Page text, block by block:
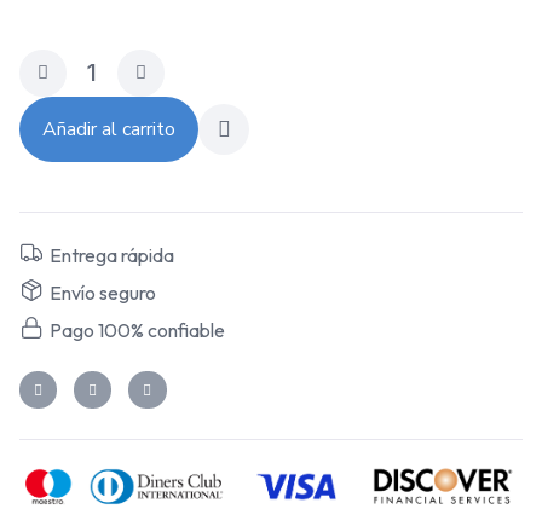
Añadir al carrito
Entrega rápida
Envío seguro
Pago 100% confiable